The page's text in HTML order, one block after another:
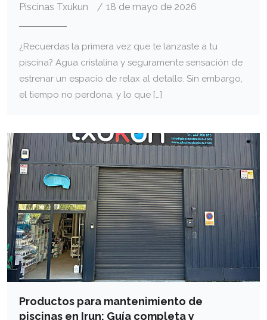
Piscinas Txukun 18 de mayo de 2026
¿Recuerdas la primera vez que te lanzaste a tu
piscina? Agua cristalina y seguramente sensación de
estrenar un espacio de relax al detalle. Sin embargo,
el tiempo no perdona, y lo que […]
Productos para mantenimiento de
piscinas en Irun: Guía completa y